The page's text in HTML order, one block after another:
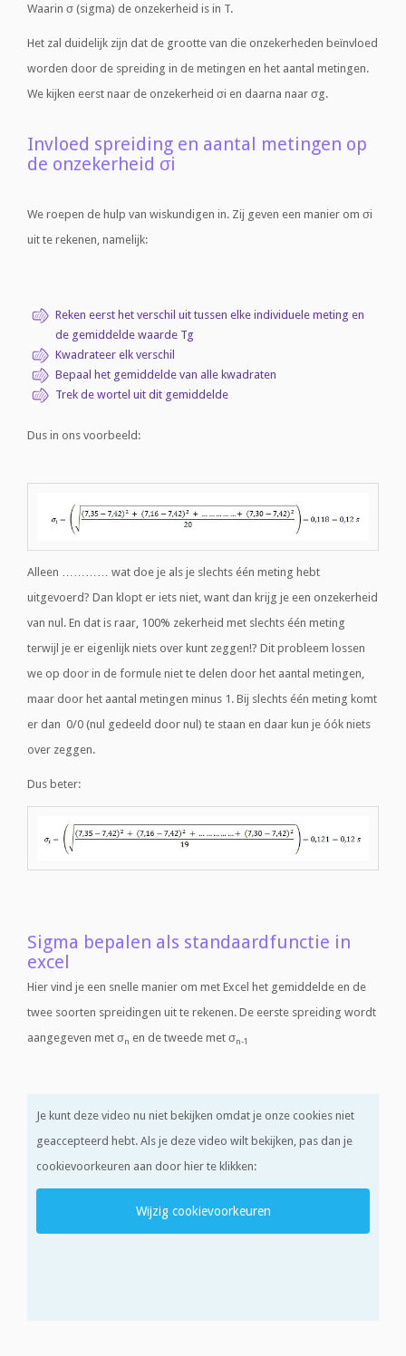
Waarin σ (sigma) de onzekerheid is in T.
Het zal duidelijk zijn dat de grootte van die onzekerheden beïnvloed
worden door de spreiding in de metingen en het aantal metingen.
We kijken eerst naar de onzekerheid σi en daarna naar σg.
Invloed spreiding en aantal metingen op
de onzekerheid σi
We roepen de hulp van wiskundigen in. Zij geven een manier om σi
uit te rekenen, namelijk:
Reken eerst het verschil uit tussen elke individuele meting en
de gemiddelde waarde Tg
Kwadrateer elk verschil
Bepaal het gemiddelde van alle kwadraten
Trek de wortel uit dit gemiddelde
Dus in ons voorbeeld:
Alleen ………… wat doe je als je slechts één meting hebt
uitgevoerd? Dan klopt er iets niet, want dan krijg je een onzekerheid
van nul. En dat is raar, 100% zekerheid met slechts één meting
terwijl je er eigenlijk niets over kunt zeggen!? Dit probleem lossen
we op door in de formule niet te delen door het aantal metingen,
maar door het aantal metingen minus 1. Bij slechts één meting komt
er dan 0/0 (nul gedeeld door nul) te staan en daar kun je óók niets
over zeggen.
Dus beter:
Sigma bepalen als standaardfunctie in
excel
Hier vind je een snelle manier om met Excel het gemiddelde en de
twee soorten spreidingen uit te rekenen. De eerste spreiding wordt
aangegeven met σn en de tweede met σn-1
Je kunt deze video nu niet bekijken omdat je onze cookies niet
geaccepteerd hebt. Als je deze video wilt bekijken, pas dan je
cookievoorkeuren aan door hier te klikken:
Wijzig cookievoorkeuren